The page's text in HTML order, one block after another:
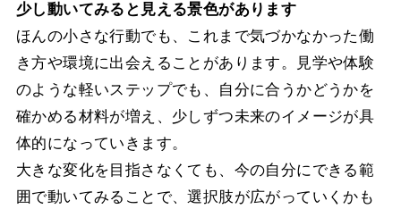
少し動いてみると見える景色があります
ほんの小さな行動でも、これまで気づかなかった働
き方や環境に出会えることがあります。見学や体験
のような軽いステップでも、自分に合うかどうかを
確かめる材料が増え、少しずつ未来のイメージが具
体的になっていきます。
大きな変化を目指さなくても、今の自分にできる範
囲で動いてみることで、選択肢が広がっていくかも